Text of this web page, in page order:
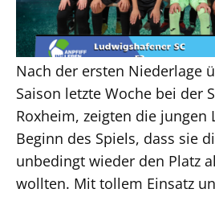
Nach der ersten Niederlage
Saison letzte Woche bei der
Roxheim, zeigten die jungen
Beginn des Spiels, dass sie
unbedingt wieder den Platz
wollten. Mit tollem Einsatz